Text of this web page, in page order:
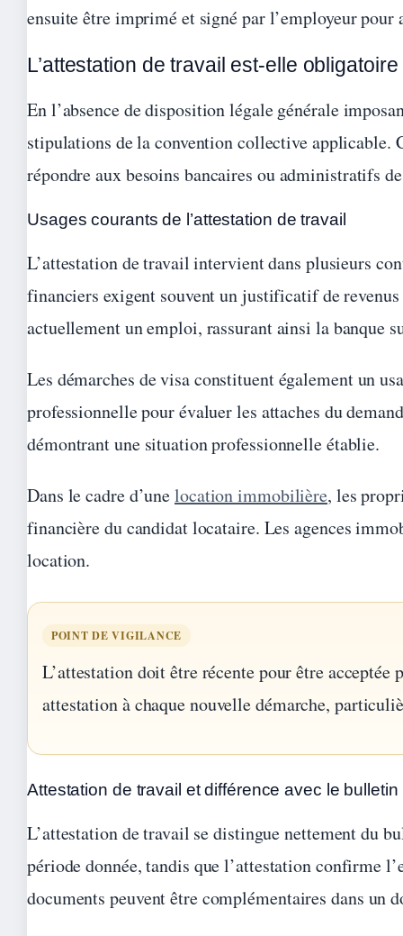
ensuite être imprimé et signé par l’employeur
L’attestation de travail est-elle
En l’absence de disposition légale générale
stipulations de la convention collective applicable.
répondre aux besoins bancaires ou administratifs
Usages courants de l’attestation de travail
L’attestation de travail intervient dans plusieurs
financiers exigent souvent un justificatif de
actuellement un emploi, rassurant ainsi la banque
Les démarches de visa constituent également un
professionnelle pour évaluer les attaches du
démontrant une situation professionnelle établie.
Dans le cadre d’unelocation immobilière, les
financière du candidat locataire. Les agences
location.
POINT DE VIGILANCE
L’attestation doit être récente pour être
attestation à chaque nouvelle démarche,
Attestation de travail et différence avec le
L’attestation de travail se distingue nettement du
période donnée, tandis que l’attestation confirme
documents peuvent être complémentaires dans un